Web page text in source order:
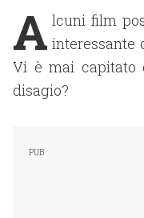
A lcuni film
interessante
Vi è mai capitato
disagio?